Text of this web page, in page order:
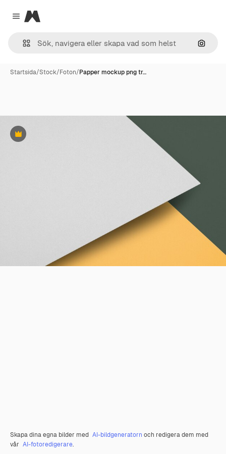
Close menu
Magnific
Sök
Startsida/Stock/Foton/Papper mockup png tr…
Premie
Skapa dina egna bilder med AI-bildgeneratorn och redigera dem med
vår AI-fotoredigerare.